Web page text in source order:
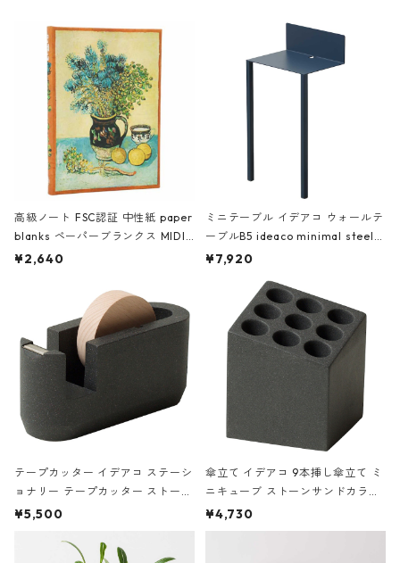
高級ノート FSC認証 中性紙 paper
blanks ペーパーブランクス MIDI
ハードカバー 罫線 ヴァン・ゴッホ
¥2,640
ミニテーブル イデアコ ウォールテ
ーブルB5 ideaco minimal steel f
urniture WALL Table B5 ネイビー
¥7,920
テープカッター イデアコ ステーシ
ョナリー テープカッター ストーン
サンドカラー 石調 ideaco Station
¥5,500
傘立て イデアコ 9本挿し傘立て ミ
ニキューブ ストーンサンドカラー
石調 ideaco Umbrella Stand CUB
E ストーンサンドブラック
¥4,730